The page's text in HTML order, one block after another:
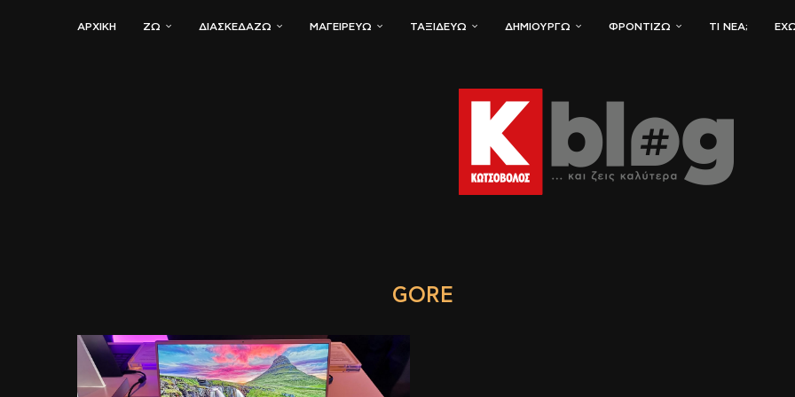
ΑΡΧΙΚΗ ΖΏ ΔΙΑΣΚΕΔΆΖΩ ΜΑΓΕΙΡΕΎΩ ΤΑΞΙΔΕΎΩ ΔΗΜΙΟΥΡΓΏ ΦΡΟΝΤΊΖΩ ΤΙ ΝΈΑ;
GORE